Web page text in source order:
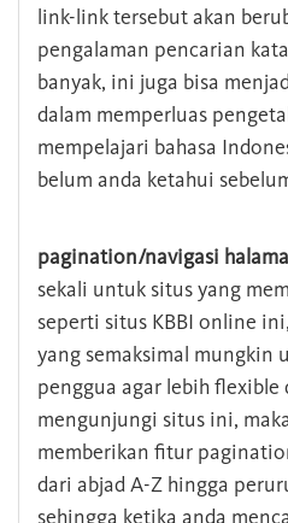
link-link tersebut akan
pengalaman pencarian
banyak, ini juga bisa
dalam memperluas
mempelajari bahasa
belum anda ketahui
pagination/navigasi
sekali untuk situs yang
seperti situs KBBI online
yang semaksimal mungkin
penggua agar lebih flexible
mengunjungi situs ini,
memberikan fitur
dari abjad A-Z hingga
sehingga ketika anda